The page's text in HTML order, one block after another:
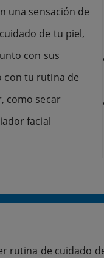
una sensación de
de tu piel,
con sus
con tu rutina de
como secar
facial
rutina de cuidado